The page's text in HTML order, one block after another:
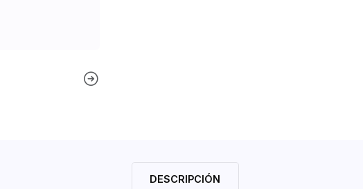
DESCRIPCIÓN